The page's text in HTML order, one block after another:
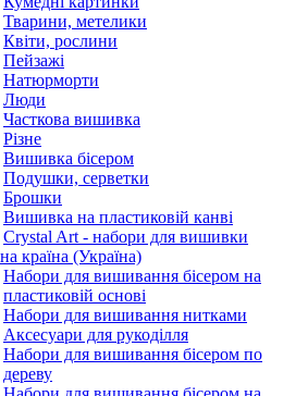
Тварини, метелики
Квіти, рослини
Пейзажі
Натюрморти
Люди
Часткова вишивка
Різне
Вишивка бісером
Подушки, серветки
Брошки
Вишивка на пластиковій канві
Crystal Art - набори для вишивки
країна (Україна)
Набори для вишивання бісером на
пластиковій основі
Набори для вишивання нитками
Аксесуари для рукоділля
Набори для вишивання бісером по
дереву